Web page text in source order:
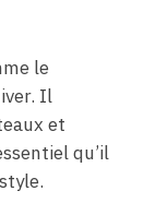
le
Il
et
qu’il